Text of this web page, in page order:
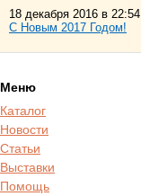
18 декабря 2016 в 22:54
С Новым 2017 Годом!
Меню
Каталог
Новости
Статьи
Выставки
Помощь